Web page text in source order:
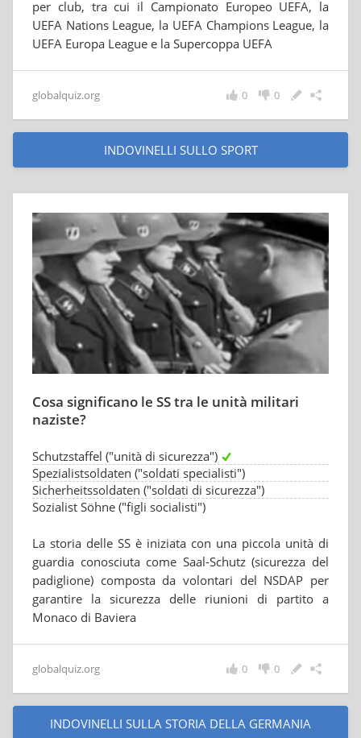
per club, tra cui il Campionato Europeo UEFA, la
UEFA Nations League, la UEFA Champions League, la
UEFA Europa League e la Supercoppa UEFA
globalquiz.org 0
0
INDOVINELLI SULLO SPORT
Cosa significano le SS tra le unità militari
naziste?
Schutzstaffel ("unità di sicurezza")
Spezialistsoldaten ("soldati specialisti")
Sicherheitssoldaten ("soldati di sicurezza")
Sozialist Söhne ("figli socialisti")
La storia delle SS è iniziata con una piccola unità di
guardia conosciuta come Saal-Schutz (sicurezza del
padiglione) composta da volontari del NSDAP per
garantire la sicurezza delle riunioni di partito a
Monaco di Baviera
globalquiz.org 0
0
INDOVINELLI SULLA STORIA DELLA GERMANIA